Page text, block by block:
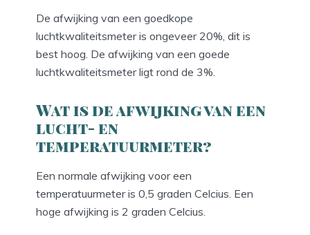
De afwijking van een goedkope
luchtkwaliteitsmeter is ongeveer 20%, dit is
best hoog. De afwijking van een goede
luchtkwaliteitsmeter ligt rond de 3%.
Wat is de afwijking van een
lucht- en
temperatuurmeter?
Een normale afwijking voor een
temperatuurmeter is 0,5 graden Celcius. Een
hoge afwijking is 2 graden Celcius.